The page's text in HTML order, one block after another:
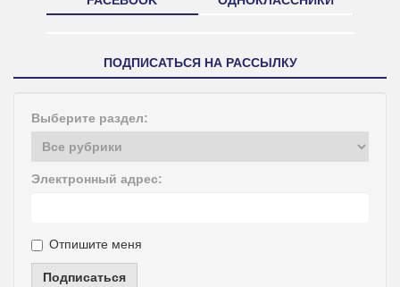
ПОДПИСАТЬСЯ НА РАССЫЛКУ
Выберите раздел:
Электронный адрес:
Отпишите меня
Подписаться